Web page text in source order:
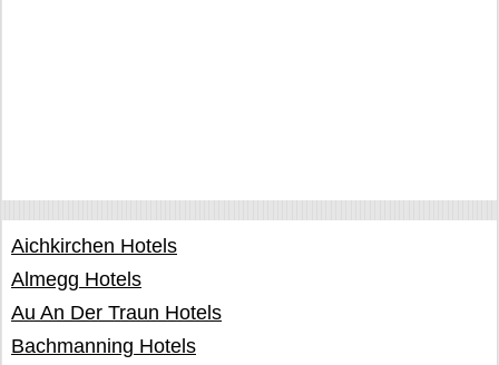
Aichkirchen Hotels
Almegg Hotels
Au An Der Traun Hotels
Bachmanning Hotels